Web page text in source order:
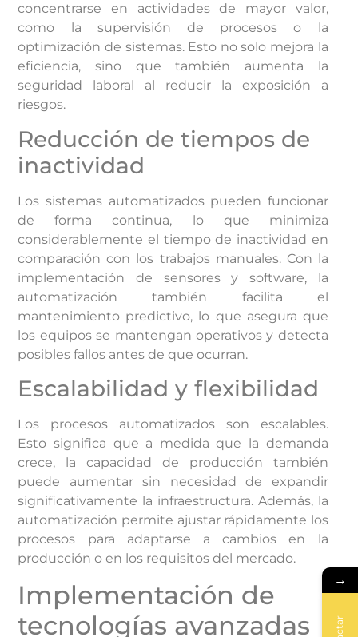
concentrarse en actividades de mayor valor,
como la supervisión de procesos o la
optimización de sistemas. Esto no solo mejora la
eficiencia, sino que también aumenta la
seguridad laboral al reducir la exposición a
riesgos.
Reducción de tiempos de
inactividad
Los sistemas automatizados pueden funcionar
de forma continua, lo que minimiza
considerablemente el tiempo de inactividad en
comparación con los trabajos manuales. Con la
implementación de sensores y software, la
automatización también facilita el
mantenimiento predictivo, lo que asegura que
los equipos se mantengan operativos y detecta
posibles fallos antes de que ocurran.
Escalabilidad y flexibilidad
Los procesos automatizados son escalables.
Esto significa que a medida que la demanda
crece, la capacidad de producción también
puede aumentar sin necesidad de expandir
significativamente la infraestructura. Además, la
automatización permite ajustar rápidamente los
procesos para adaptarse a cambios en la
producción o en los requisitos del mercado.
Implementación de
tecnologías avanzadas
→